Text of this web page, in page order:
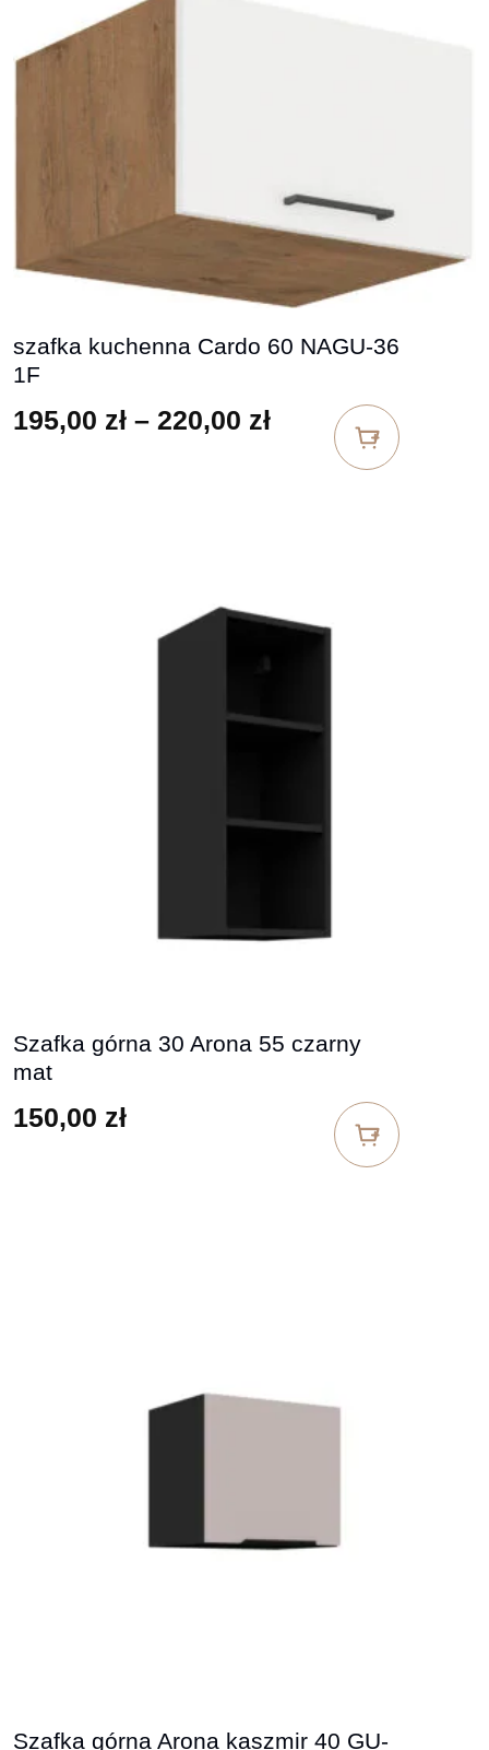
szafka kuchenna Cardo 60 NAGU-36
1F
195,00 zł – 220,00 złZakres cen: od
Szafka górna 30 Arona 55 czarny
mat
150,00 zł
Szafka górna Arona kaszmir 40 GU-